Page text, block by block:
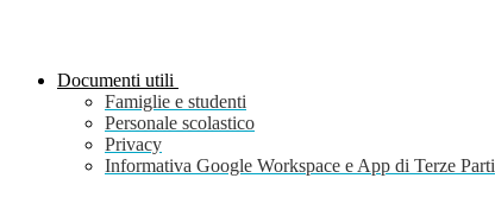
Documenti utili
Famiglie e studenti
Personale scolastico
Privacy
Informativa Google Workspace e App di Terze Parti